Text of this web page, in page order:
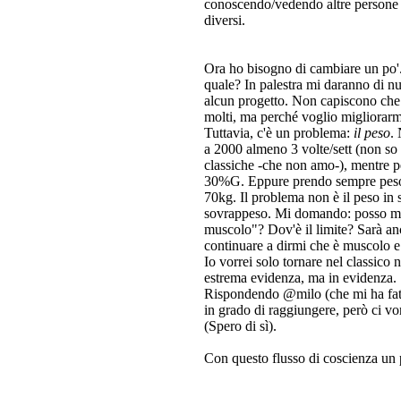
conoscendo/vedendo altre
diversi.
Ora ho bisogno di cambiare un
quale? In palestra mi daranno di
alcun progetto. Non capiscono
molti, ma perché voglio
Tuttavia, c'è un problema: il peso.
a 2000 almeno 3 volte/sett (non
classiche -che non amo-), mentre
30%G. Eppure prendo sempre
70kg. Il problema non è il peso in
sovrappeso. Mi domando: posso
muscolo"? Dov'è il limite? Sarà
continuare a dirmi che è muscolo
Io vorrei solo tornare nel classico
estrema evidenza, ma in evidenza.
Rispondendo @milo (che mi ha
in grado di raggiungere, però ci
(Spero di sì).
Con questo flusso di coscienza